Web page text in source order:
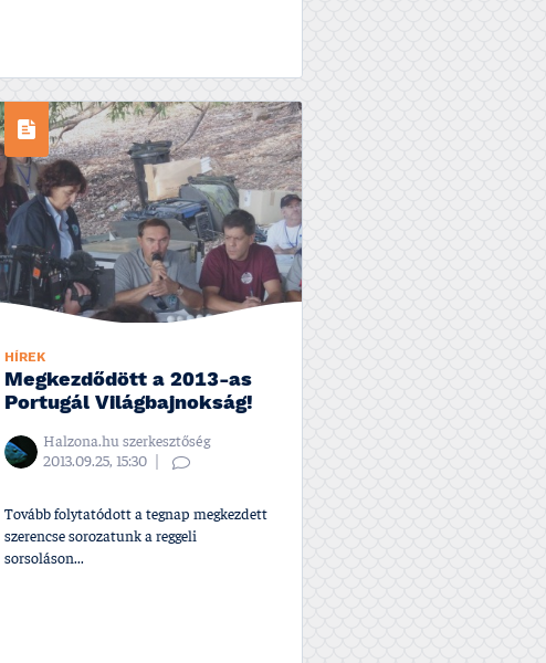
HÍREK
Megkezdődött a 2013-as
Portugál Világbajnokság!
Halzona.hu szerkesztőség
2013.09.25, 15:30
Tovább folytatódott a tegnap megkezdett
szerencse sorozatunk a reggeli
sorsoláson...